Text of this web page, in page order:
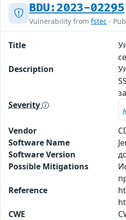
BDU:2023-02295
Vulnerability from fstec -
Title
Description
Severity
Vendor
Software Name
Software Version
Possible Mitigations
Reference
CWE